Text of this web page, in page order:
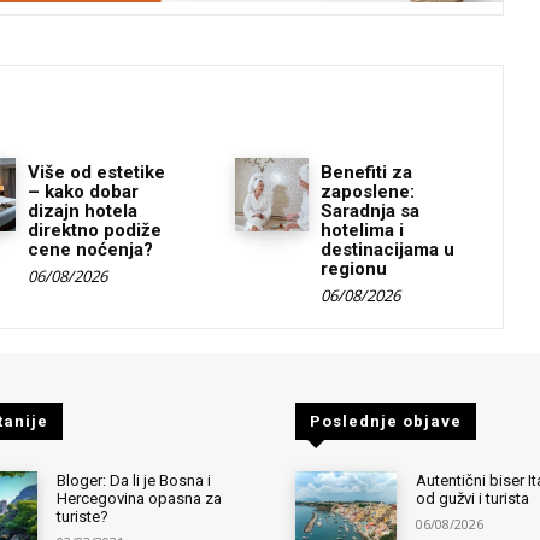
Više od estetike
– kako dobar
dizajn hotela
direktno podiže
cene noćenja?
06/08/2026
Benefiti za
zaposlene:
Saradnja sa
hotelima i
destinacijama u
regionu
06/08/2026
Bloger: Da li je Bosna i
Hercegovina opasna za
turiste?
Poslednje objave
Autentični biser
od gužvi i turista
06/08/2026